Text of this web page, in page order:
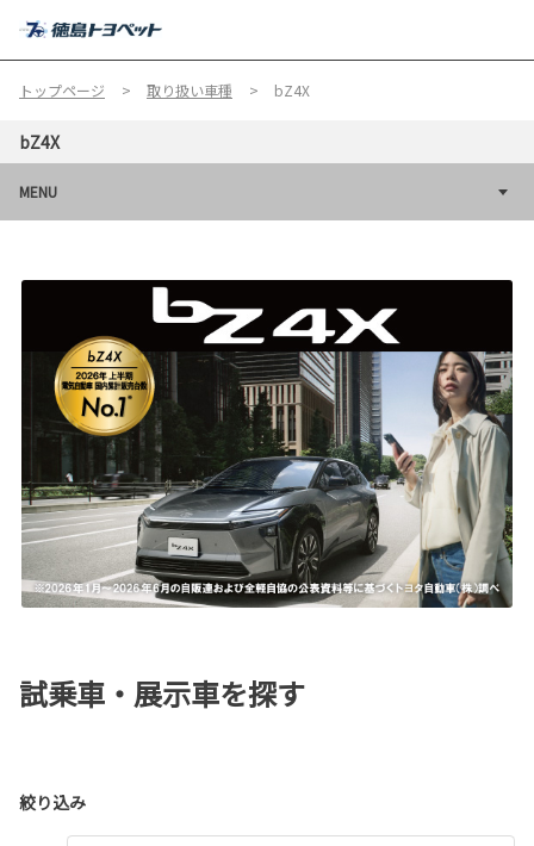
トップページ 取り扱い車種 bZ4X
bZ4X
MENU
試乗車・展示車を探す
絞り込み